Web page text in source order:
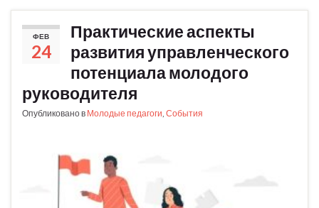
ФЕВ
24
Практические аспекты
развития управленческого
потенциала молодого
руководителя
Опубликовано в Молодые педагоги, События